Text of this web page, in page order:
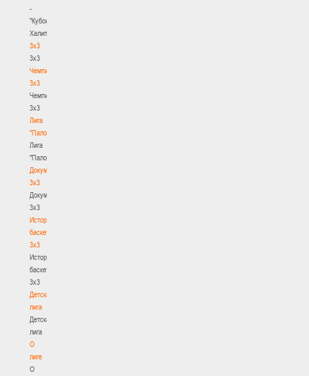
-
"Кубок
Халипского"
3x3
3x3
Чемпионат
3х3
Чемпионат
3х3
Лига
"Палова"
Лига
"Палова"
Документы
3х3
Документы
3х3
История
баскетбола
3х3
История
баскетбола
3х3
Детская
лига
Детская
лига
О
лиге
О